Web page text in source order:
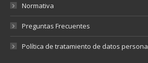
Normativa
Preguntas Frecuentes
Política de tratamiento de datos